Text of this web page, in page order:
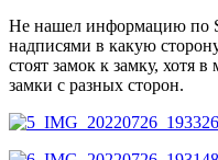
Не нашел информацию по
надписями в какую
стоят замок к замку, хотя
замки с разных сторон.